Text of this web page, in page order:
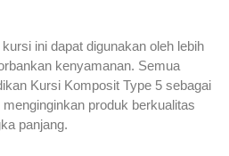
ini dapat digunakan oleh lebih
kenyamanan. Semua
Kursi Komposit Type 5 sebagai
produk berkualitas
panjang.